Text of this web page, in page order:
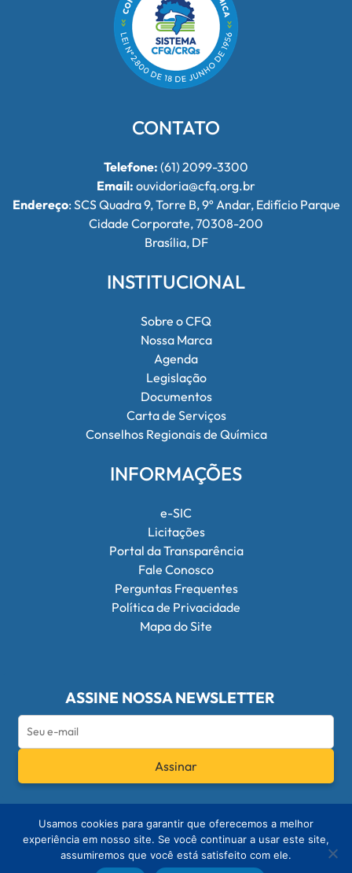
CONTATO
Telefone: (61) 2099-3300
Email: ouvidoria@cfq.org.br
Endereço: SCS Quadra 9, Torre B, 9º Andar, Edifício Parque
Cidade Corporate, 70308-200
Brasília, DF
INSTITUCIONAL
Sobre o CFQ
Nossa Marca
Agenda
Legislação
Documentos
Carta de Serviços
Conselhos Regionais de Química
INFORMAÇÕES
e-SIC
Licitações
Portal da Transparência
Fale Conosco
Perguntas Frequentes
Política de Privacidade
Mapa do Site
ASSINE NOSSA NEWSLETTER
Assinar
Redes Sociais do Conselho Federal de
Usamos cookies para garantir que oferecemos a melhor
experiência em nosso site. Se você continuar a usar este site,
assumiremos que você está satisfeito com ele.